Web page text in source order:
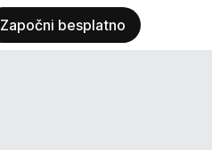
Započni besplatno